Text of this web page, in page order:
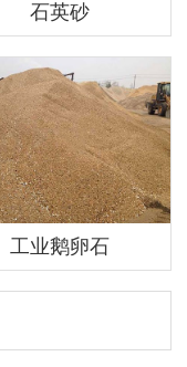
石英砂
工业鹅卵石